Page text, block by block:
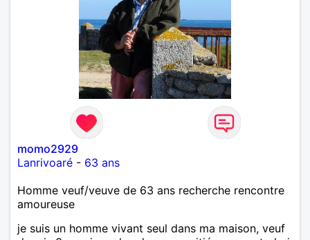
momo2929
Lanrivoaré - 63 ans
Homme veuf/veuve de 63 ans recherche rencontre
amoureuse
je suis un homme vivant seul dans ma maison, veuf